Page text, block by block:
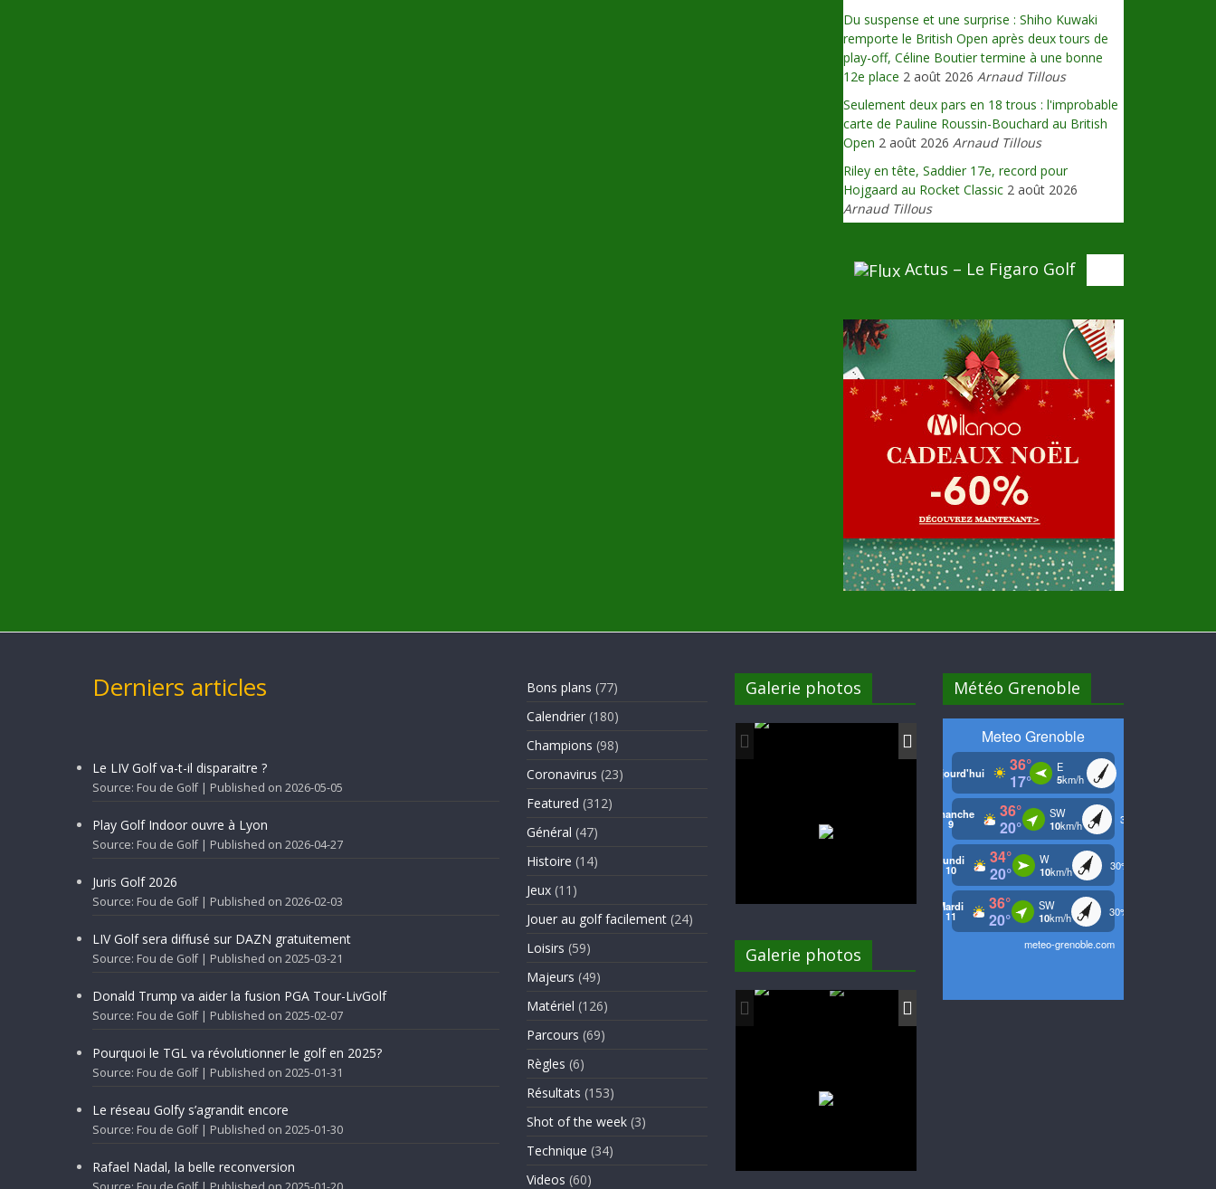
Du suspense et une surprise : Shiho Kuwaki
remporte le British Open après deux tours de
play-off, Céline Boutier termine à une bonne
12e place 2 août 2026 Arnaud Tillous
Seulement deux pars en 18 trous : l'improbable
carte de Pauline Roussin-Bouchard au British
Open 2 août 2026 Arnaud Tillous
Riley en tête, Saddier 17e, record pour
Hojgaard au Rocket Classic 2 août 2026
Arnaud Tillous
Actus – Le Figaro Golf
Derniers articles
Le LIV Golf va-t-il disparaitre ?
Source: Fou de Golf Published on 2026-05-05
Play Golf Indoor ouvre à Lyon
Source: Fou de Golf Published on 2026-04-27
Juris Golf 2026
Source: Fou de Golf Published on 2026-02-03
LIV Golf sera diffusé sur DAZN gratuitement
Source: Fou de Golf Published on 2025-03-21
Donald Trump va aider la fusion PGA Tour-LivGolf
Source: Fou de Golf Published on 2025-02-07
Pourquoi le TGL va révolutionner le golf en 2025?
Source: Fou de Golf Published on 2025-01-31
Le réseau Golfy s’agrandit encore
Source: Fou de Golf Published on 2025-01-30
Rafael Nadal, la belle reconversion
Bons plans (77)
Calendrier (180)
Champions (98)
Coronavirus (23)
Featured (312)
Général (47)
Histoire (14)
Jeux (11)
Jouer au golf facilement (24)
Loisirs (59)
Majeurs (49)
Matériel (126)
Parcours (69)
Règles (6)
Résultats (153)
Shot of the week (3)
Technique (34)
Videos (60)
Galerie photos
Galerie photos
Météo Grenoble